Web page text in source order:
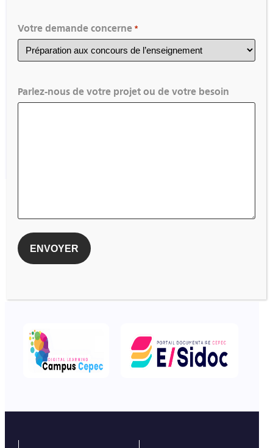
opérationnel (Adjoint Direction)
Pour ne rien rater,
inscrivez-vous à la newsletter
Votre demande concerne *
Parlez-nous de votre projet ou de votre besoin